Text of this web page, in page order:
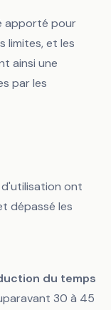
apporté pour
limites, et les
ainsi une
par les
ont
dépassé les
du temps
30 à 45